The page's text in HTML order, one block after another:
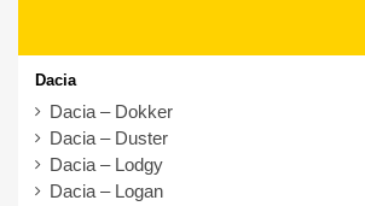
DS
Fiat
Ford
Dacia
Dacia – Dokker
Dacia – Duster
Dacia – Lodgy
Dacia – Logan